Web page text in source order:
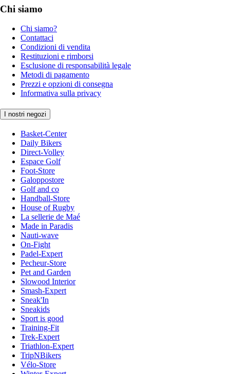
Chi siamo
Chi siamo?
Contattaci
Condizioni di vendita
Restituzioni e rimborsi
Esclusione di responsabilità legale
Metodi di pagamento
Prezzi e opzioni di consegna
Informativa sulla privacy
I nostri negozi
Basket-Center
Daily Bikers
Direct-Volley
Espace Golf
Foot-Store
Galoppostore
Golf and co
Handball-Store
House of Rugby
La sellerie de Maé
Made in Paradis
Nauti-wave
On-Fight
Padel-Expert
Pecheur-Store
Pet and Garden
Slowood Interior
Smash-Expert
Sneak'In
Sneakids
Sport is good
Training-Fit
Trek-Expert
Triathlon-Expert
TripNBikers
Vélo-Store